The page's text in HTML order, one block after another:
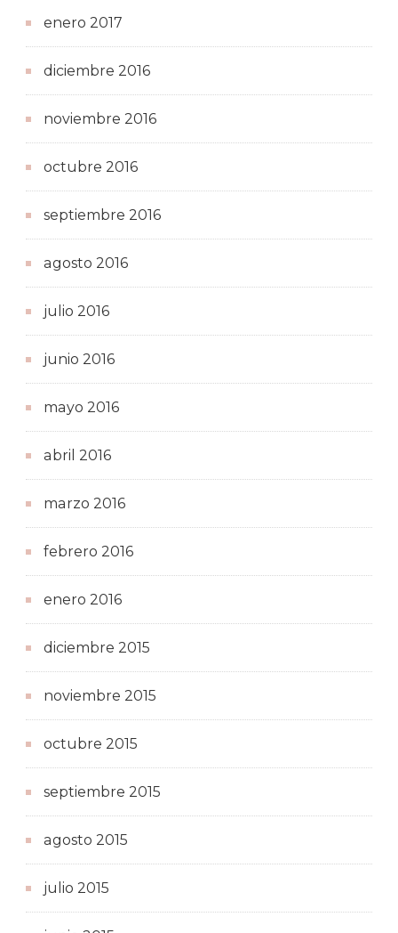
enero 2017
diciembre 2016
noviembre 2016
octubre 2016
septiembre 2016
agosto 2016
julio 2016
junio 2016
mayo 2016
abril 2016
marzo 2016
febrero 2016
enero 2016
diciembre 2015
noviembre 2015
octubre 2015
septiembre 2015
agosto 2015
julio 2015